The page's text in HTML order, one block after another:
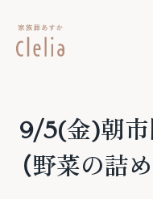
9/5(金)朝市
（野菜の詰